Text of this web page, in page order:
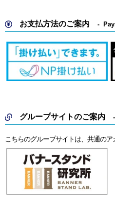
お支払方法のご案内
グループサイトのご案内
こちらのグループサイトは、共通のア